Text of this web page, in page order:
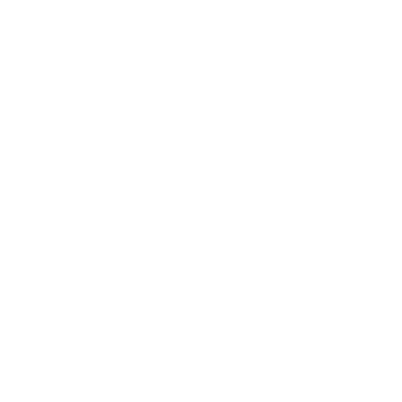
させていただ
了承ください。
き作成されるも
をご了承くださ
です。
ありません。
です。
ず変更すること
下、フタル酸ジブチ
) : 1000ppm、
貨物等」とい
可)を取得する
要な手段を講じ
これらの製造装